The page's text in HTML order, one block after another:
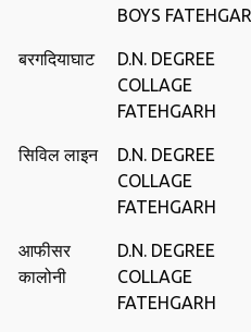
BOYS
बरगदियाघाट
D.N. DEGREE
COLLAGE
FATEHGARH
सिविल लाइन
D.N. DEGREE
COLLAGE
FATEHGARH
आफीसर
कालोनी
D.N. DEGREE
COLLAGE
FATEHGARH